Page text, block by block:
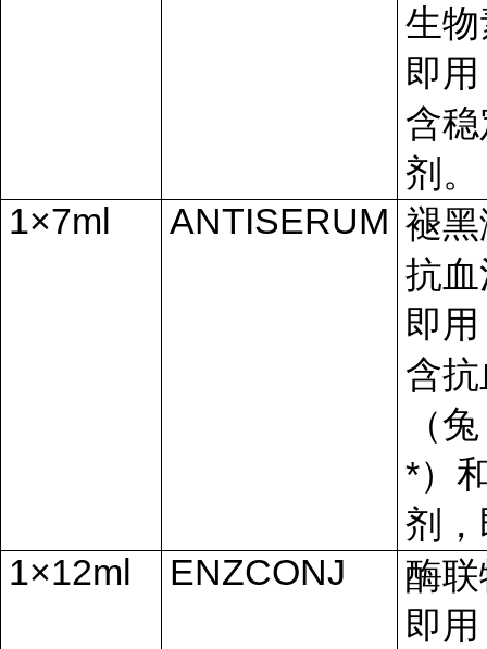
生
即
含
剂。
1×7ml
ANTISERUM 褪
抗
即
含
（
*）
剂
1×12ml
ENZCONJ
酶
即